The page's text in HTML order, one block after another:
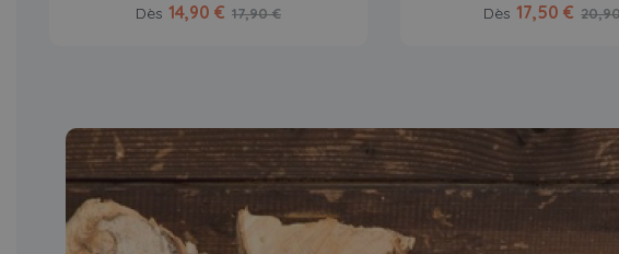
Dès 14,90 € 17,90 €
Dès 17,50 €